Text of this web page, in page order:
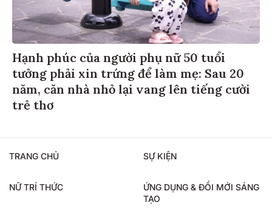
Hạnh phúc của người phụ nữ 50 tuổi
tưởng phải xin trứng để làm mẹ: Sau 20
năm, căn nhà nhỏ lại vang lên tiếng cười
trẻ thơ
TRANG CHỦ SỰ KIỆN
NỮ TRÍ THỨC
ỨNG DỤNG & ĐỔI MỚI SÁNG
TẠO